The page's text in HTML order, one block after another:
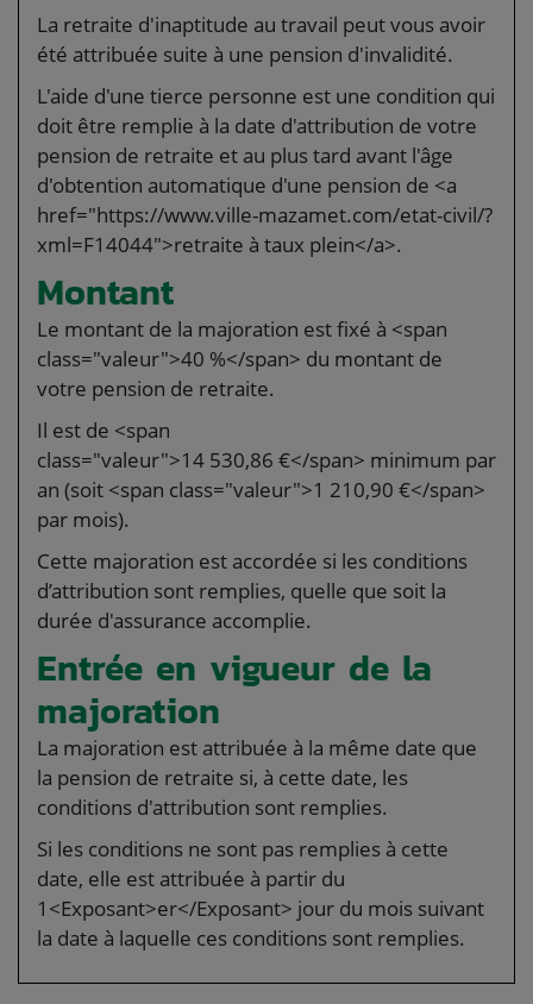
La retraite d'inaptitude au travail peut vous avoir
été attribuée suite à une pension d'invalidité.
L'aide d'une tierce personne est une condition qui
doit être remplie à la date d'attribution de votre
pension de retraite et au plus tard avant l'âge
d'obtention automatique d'une pension de <a
href="https://www.ville-mazamet.com/etat-civil/?
xml=F14044">retraite à taux plein</a>.
Montant
Le montant de la majoration est fixé à <span
class="valeur">40 %</span> du montant de
votre pension de retraite.
Il est de <span
class="valeur">14 530,86 €</span> minimum par
an (soit <span class="valeur">1 210,90 €</span>
par mois).
Cette majoration est accordée si les conditions
d’attribution sont remplies, quelle que soit la
durée d'assurance accomplie.
Entrée en vigueur de la
majoration
La majoration est attribuée à la même date que
la pension de retraite si, à cette date, les
conditions d'attribution sont remplies.
Si les conditions ne sont pas remplies à cette
date, elle est attribuée à partir du
1<Exposant>er</Exposant> jour du mois suivant
la date à laquelle ces conditions sont remplies.